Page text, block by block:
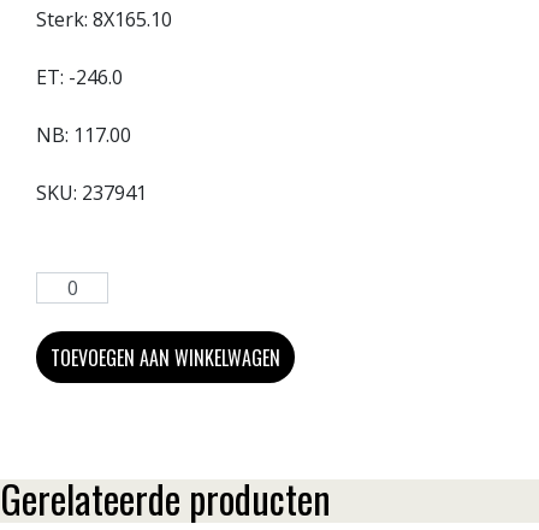
Sterk: 8X165.10
ET: -246.0
NB: 117.00
SKU: 237941
TOEVOEGEN AAN WINKELWAGEN
Gerelateerde producten